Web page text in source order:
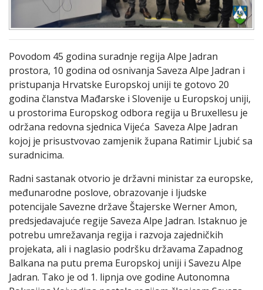
Povodom 45 godina suradnje regija Alpe Jadran
prostora, 10 godina od osnivanja Saveza Alpe Jadran i
pristupanja Hrvatske Europskoj uniji te gotovo 20
godina članstva Mađarske i Slovenije u Europskoj uniji,
u prostorima Europskog odbora regija u Bruxellesu je
održana redovna sjednica Vijeća Saveza Alpe Jadran
kojoj je prisustvovao zamjenik župana Ratimir Ljubić sa
suradnicima.
Radni sastanak otvorio je državni ministar za europske,
međunarodne poslove, obrazovanje i ljudske
potencijale Savezne države Štajerske Werner Amon,
predsjedavajuće regije Saveza Alpe Jadran. Istaknuo je
potrebu umrežavanja regija i razvoja zajedničkih
projekata, ali i naglasio podršku državama Zapadnog
Balkana na putu prema Europskoj uniji i Savezu Alpe
Jadran. Tako je od 1. lipnja ove godine Autonomna